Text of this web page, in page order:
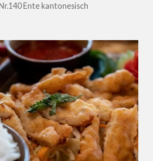
Ente kantonesisch